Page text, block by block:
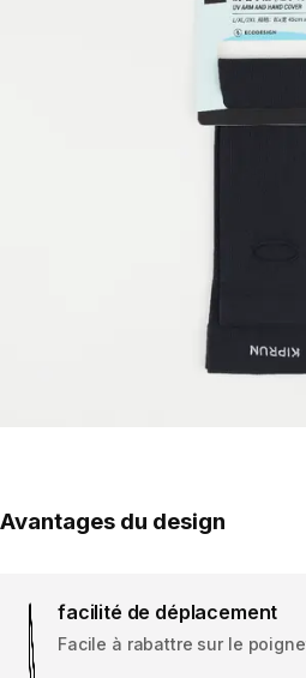
Avantages du design
facilité de déplacement
Facile à rabattre sur le